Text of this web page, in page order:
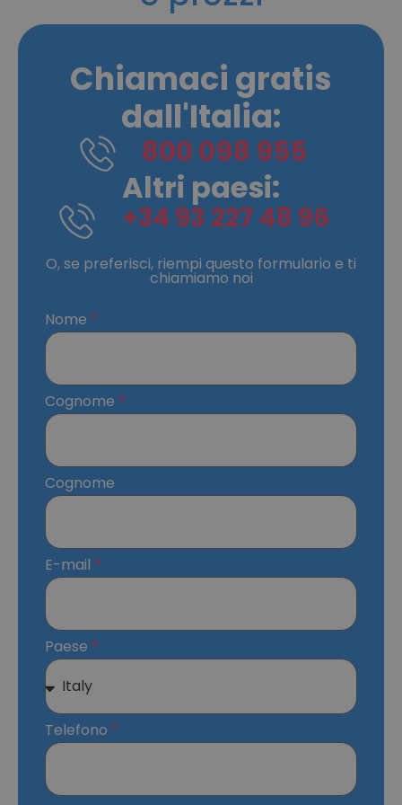
Chiamaci gratis
dall'Italia:
800 098 955
Altri paesi:
+34 93 227 48 96
O, se preferisci, riempi questo formulario e ti
chiamiamo noi
Nome
Cognome
Cognome
E-mail
Paese
Telefono